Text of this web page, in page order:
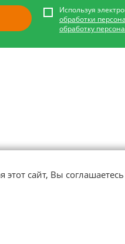
Используя
обработки
обработку
этот сайт, Вы